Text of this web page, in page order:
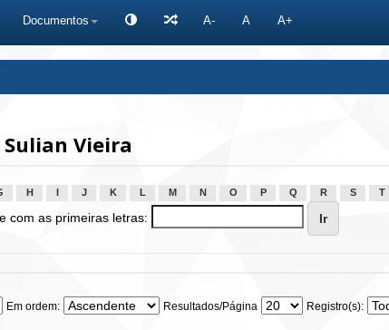
Documentos A- A A+
Vieira
H J K L M N O P Q R S T
com as primeiras letras:
Em ordem: Resultados/Página Registro(s):